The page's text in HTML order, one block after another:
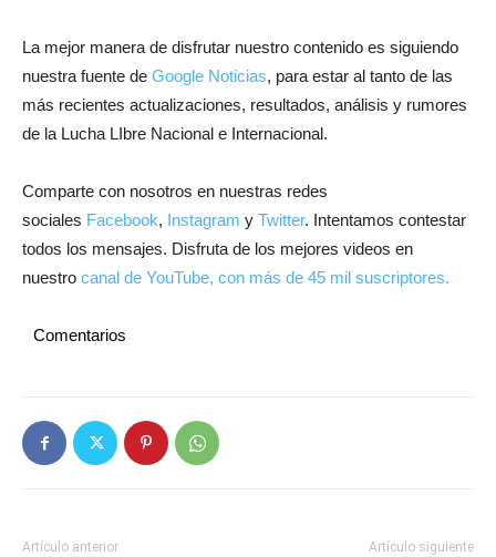
La mejor manera de disfrutar nuestro contenido es siguiendo
nuestra fuente de Google Noticias, para estar al tanto de las
más recientes actualizaciones, resultados, análisis y rumores
de la Lucha LIbre Nacional e Internacional.
Comparte con nosotros en nuestras redes
sociales Facebook, Instagram y Twitter. Intentamos contestar
todos los mensajes. Disfruta de los mejores videos en
nuestro canal de YouTube, con más de 45 mil suscriptores.
Comentarios
Artículo anterior Artículo siguiente